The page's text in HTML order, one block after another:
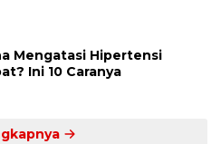
Mengatasi Hipertensi
Ini 10 Caranya